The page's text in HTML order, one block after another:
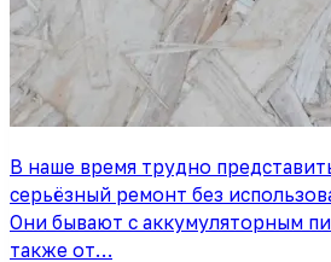
В наше время трудно
серьёзный ремонт без
Они бывают с аккумуляторным
также от…